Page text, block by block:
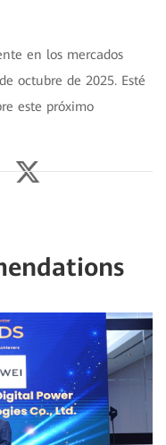
en los mercados
octubre de 2025. Esté
este próximo